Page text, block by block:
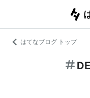
はてなブログ トップ